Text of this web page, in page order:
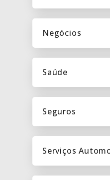
Negócios
Saúde
Seguros
Serviços